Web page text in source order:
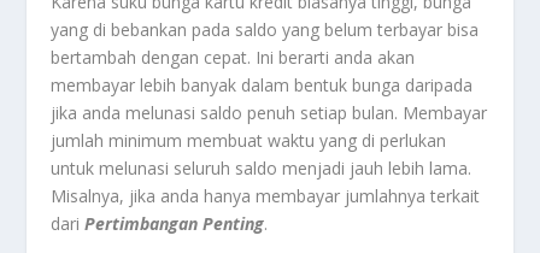
yang di bebankan pada saldo yang belum terbayar bisa
bertambah dengan cepat. Ini berarti anda akan
membayar lebih banyak dalam bentuk bunga daripada
jika anda melunasi saldo penuh setiap bulan. Membayar
jumlah minimum membuat waktu yang di perlukan
untuk melunasi seluruh saldo menjadi jauh lebih lama.
Misalnya, jika anda hanya membayar jumlahnya terkait
dariPertimbangan Penting.